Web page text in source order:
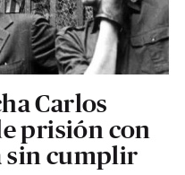
Carlos
prisión con
sin cumplir